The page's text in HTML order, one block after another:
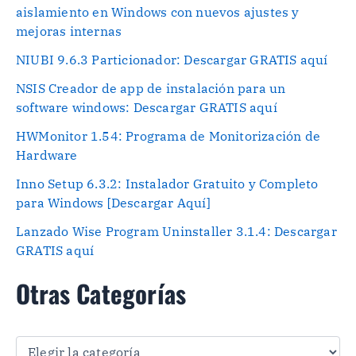
aislamiento en Windows con nuevos ajustes y
mejoras internas
NIUBI 9.6.3 Particionador: Descargar GRATIS aquí
NSIS Creador de app de instalación para un
software windows: Descargar GRATIS aquí
HWMonitor 1.54: Programa de Monitorización de
Hardware
Inno Setup 6.3.2: Instalador Gratuito y Completo
para Windows [Descargar Aquí]
Lanzado Wise Program Uninstaller 3.1.4: Descargar
GRATIS aquí
Otras Categorías
O